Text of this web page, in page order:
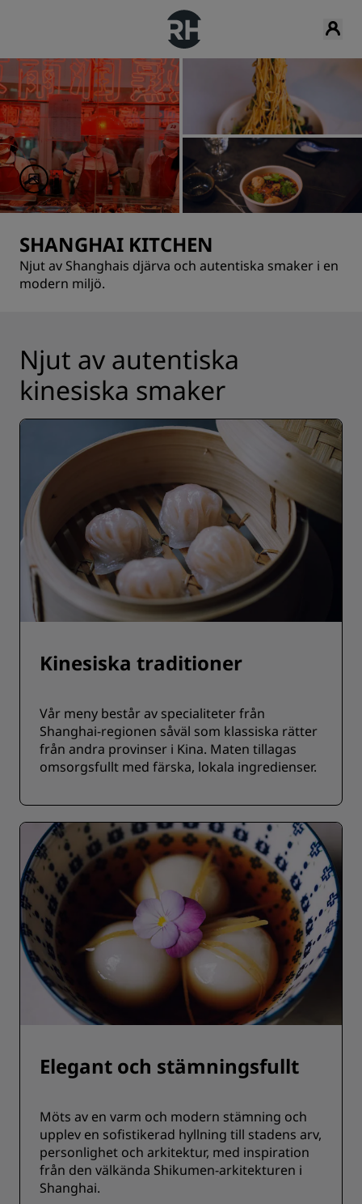
SHANGHAI KITCHEN
Njut av Shanghais djärva och autentiska smaker i en
modern miljö.
Njut av autentiska
kinesiska smaker
Kinesiska traditioner
Vår meny består av specialiteter från
Shanghai-regionen såväl som klassiska rätter
från andra provinser i Kina. Maten tillagas
omsorgsfullt med färska, lokala ingredienser.
Elegant och stämningsfullt
Möts av en varm och modern stämning och
upplev en sofistikerad hyllning till stadens arv,
personlighet och arkitektur, med inspiration
från den välkända Shikumen-arkitekturen i
Shanghai.